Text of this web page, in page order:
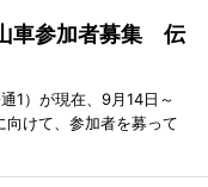
車参加者募集 伝
1）が現在、9月14日～
けて、参加者を募って